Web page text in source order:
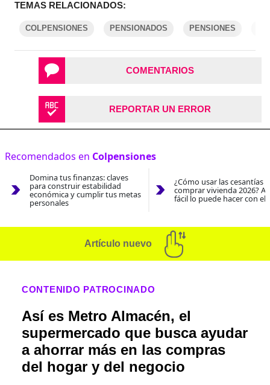
TEMAS RELACIONADOS:
COLPENSIONES PENSIONADOS PENSIONES
COMENTARIOS
REPORTAR UN ERROR
Recomendados en Colpensiones
Domina tus finanzas: claves
para construir estabilidad
económica y cumplir tus metas
personales
¿Cómo usar las cesantías
comprar vivienda 2026?
fácil lo puede hacer con el
Artículo nuevo
CONTENIDO PATROCINADO
Así es Metro Almacén, el
supermercado que busca ayudar
a ahorrar más en las compras
del hogar y del negocio